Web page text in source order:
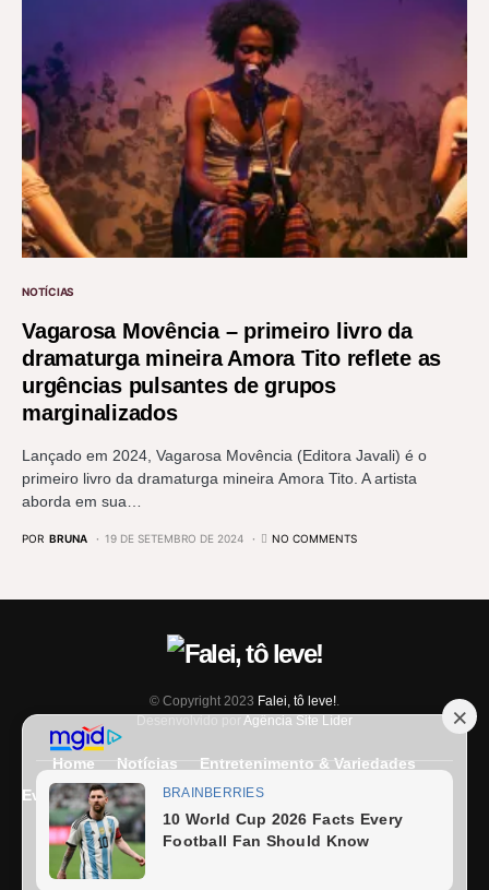
NOTÍCIAS
Vagarosa Movência – primeiro livro da
dramaturga mineira Amora Tito reflete as
urgências pulsantes de grupos
marginalizados
Lançado em 2024, Vagarosa Movência (Editora Javali) é o
primeiro livro da dramaturga mineira Amora Tito. A artista
aborda em sua…
POR BRUNA 19 DE SETEMBRO DE 2024 NO COMMENTS
© Copyright 2023 Falei, tô leve!.
Desenvolvido por Agência Site Líder
Home Notícias
Entretenimento & Variedades
Eventos
Entrevista Últimas Notícias
Expediente
Fale Conosco Termos e condições